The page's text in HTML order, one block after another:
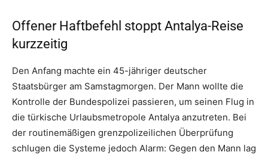
Offener Haftbefehl stoppt Antalya-Reise
kurzzeitig
Den Anfang machte ein 45-jähriger deutscher
Staatsbürger am Samstagmorgen. Der Mann wollte die
Kontrolle der Bundespolizei passieren, um seinen Flug in
die türkische Urlaubsmetropole Antalya anzutreten. Bei
der routinemäßigen grenzpolizeilichen Überprüfung
schlugen die Systeme jedoch Alarm: Gegen den Mann lag